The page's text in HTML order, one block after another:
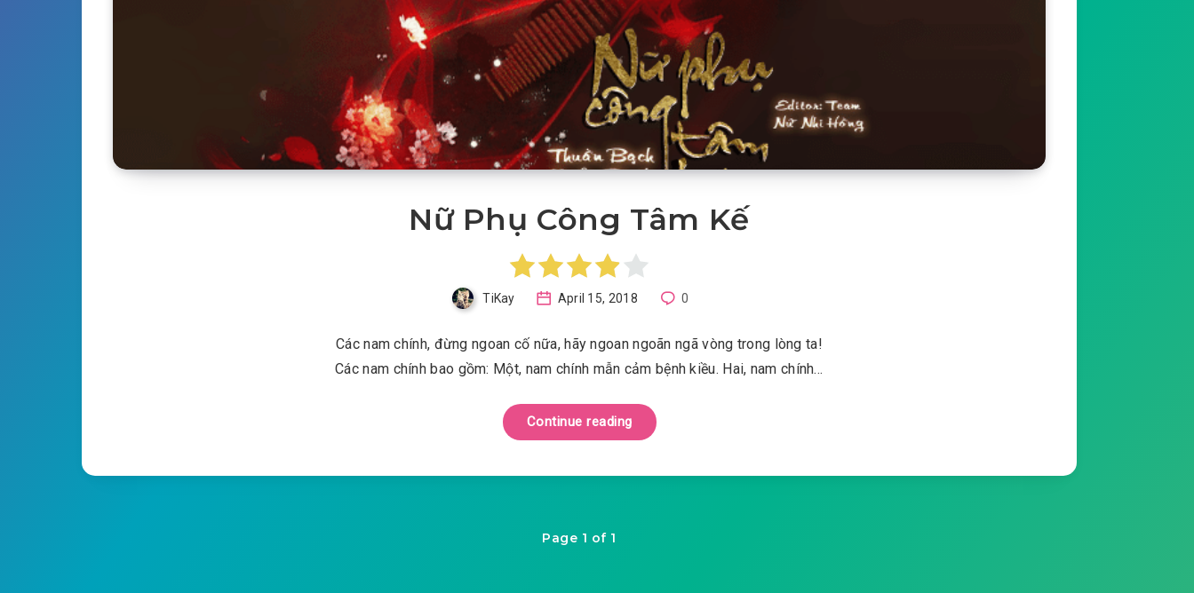
Nữ Phụ Công Tâm Kế
TiKay April 15, 2018 0
Các nam chính, đừng ngoan cố nữa, hãy ngoan ngoãn ngã vòng trong lòng ta!
Các nam chính bao gồm: Một, nam chính mẫn cảm bệnh kiều. Hai, nam chính…
Continue reading
Page 1 of 1